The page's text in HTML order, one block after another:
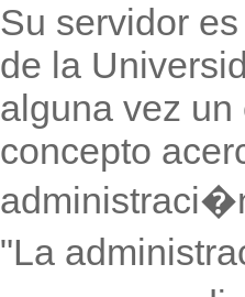
Su servidor
de la
alguna vez
concepto
"La